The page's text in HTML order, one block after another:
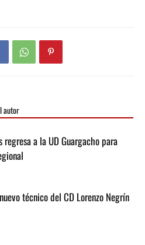
autor
regresa a la UD Guargacho para
técnico del CD Lorenzo Negrín